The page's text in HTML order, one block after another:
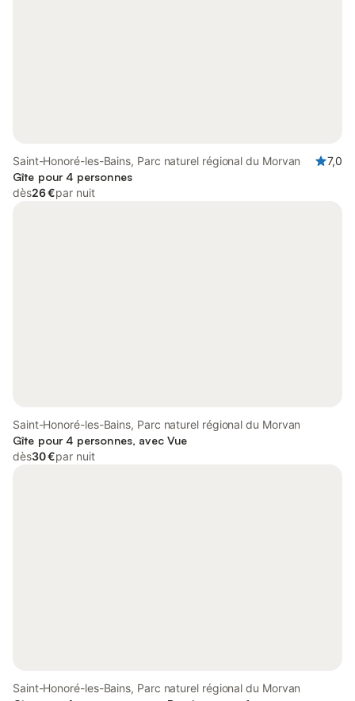
Saint-Honoré-les-Bains, Parc naturel régional du Morvan
7,0
Gîte pour 4 personnes
dès26 €par nuit
Saint-Honoré-les-Bains, Parc naturel régional du Morvan
Gîte pour 4 personnes, avec Vue
dès30 €par nuit
Saint-Honoré-les-Bains, Parc naturel régional du Morvan